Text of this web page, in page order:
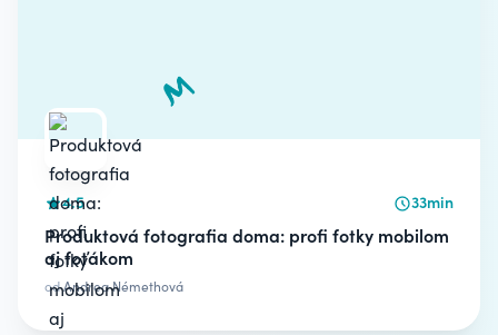
4.5 33min
Produktová fotografia doma: profi fotky mobilom
aj foťákom
odAndrea Némethová